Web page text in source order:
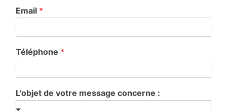
o
m
Email *
Téléphone *
L'objet de votre message concerne :